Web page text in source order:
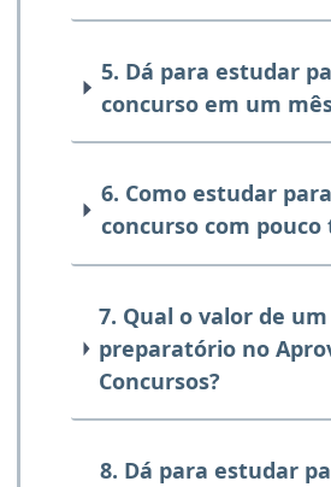
5. Dá para estudar
concurso em um
6. Como estudar para
concurso com pouco
7. Qual o valor de
preparatório no
Concursos?
8. Dá para estudar